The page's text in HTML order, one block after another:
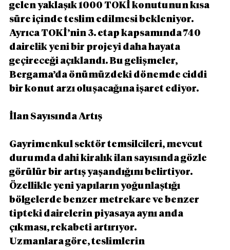
gelen yaklaşık 1000 TOKİ konutunun kısa
süre içinde teslim edilmesi bekleniyor.
Ayrıca TOKİ’nin 3. etap kapsamında 740
dairelik yeni bir projeyi daha hayata
geçireceği açıklandı. Bu gelişmeler,
Bergama’da önümüzdeki dönemde ciddi
bir konut arzı oluşacağına işaret ediyor.
İlan Sayısında Artış
Gayrimenkul sektör temsilcileri, mevcut
durumda dahi kiralık ilan sayısında gözle
görülür bir artış yaşandığını belirtiyor.
Özellikle yeni yapıların yoğunlaştığı
bölgelerde benzer metrekare ve benzer
tipteki dairelerin piyasaya aynı anda
çıkması, rekabeti artırıyor.
Uzmanlara göre, teslimlerin